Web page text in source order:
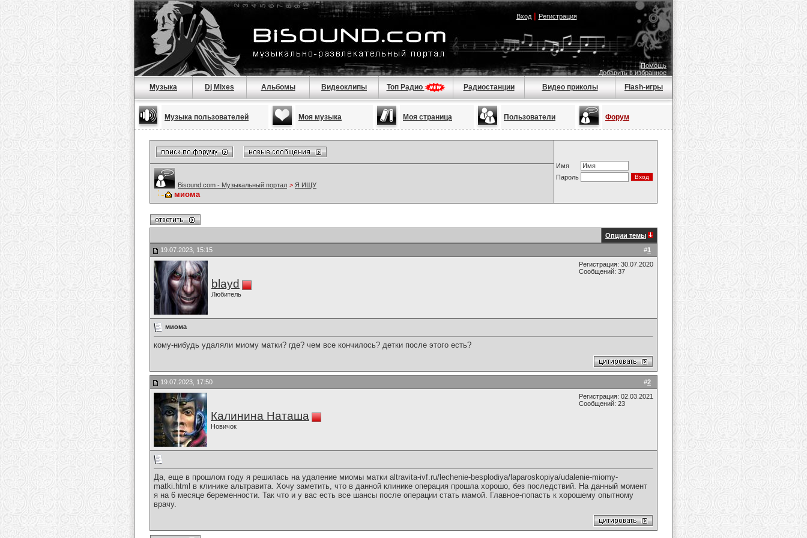
Вход| Регистрация
Помощь
Добавить в избранное
Музыка Dj Mixes Альбомы Видеоклипы Топ Радио Радиостанции Видео приколы Flash-игры
Музыка пользователей Моя музыка Моя страница Пользователи Форум
Имя
Пароль
Bisound.com - Музыкальный портал > Я ИЩУ
миома
Опции темы
#1
19.07.2023, 15:15
blayd
Любитель
Регистрация: 30.07.2020
Сообщений: 37
миома
кому-нибудь удаляли миому матки? где? чем все кончилось? детки после этого есть?
#2
19.07.2023, 17:50
Калинина Наташа
Новичок
Регистрация: 02.03.2021
Сообщений: 23
Да, еще в прошлом году я решилась на удаление миомы матки altravita-ivf.ru/lechenie-besplodiya/laparoskopiya/udalenie-miomy-
matki.html в клинике альтравита. Хочу заметить, что в данной клинике операция прошла хорошо, без последствий. На данный момент
я на 6 месяце беременности. Так что и у вас есть все шансы после операции стать мамой. Главное-попасть к хорошему опытному
врачу.